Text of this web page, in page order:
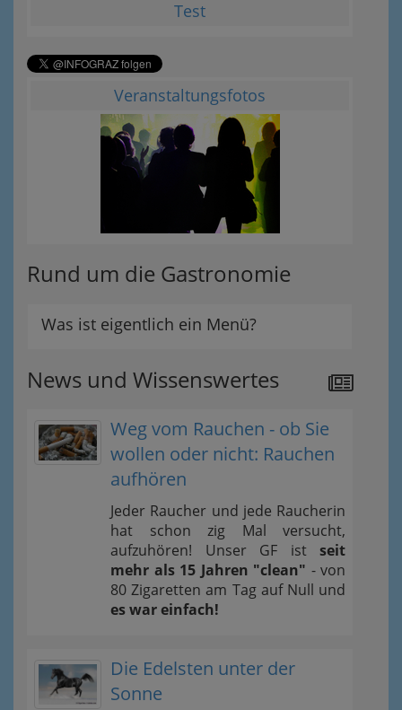
Test
Veranstaltungsfotos
Rund um die Gastronomie
Was ist eigentlich ein Menü?
News und Wissenswertes
Weg vom Rauchen - ob Sie
wollen oder nicht: Rauchen
aufhören
Jeder Raucher und jede Raucherin
hat schon zig Mal versucht,
aufzuhören! Unser GF ist seit
mehr als 15 Jahren "clean" - von
80 Zigaretten am Tag auf Null und
es war einfach!
Die Edelsten unter der
Sonne